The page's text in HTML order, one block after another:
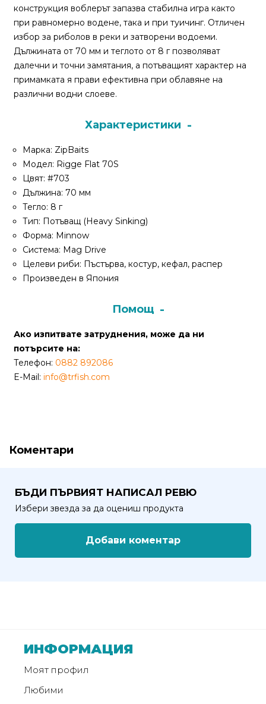
За
нас
Поръчка
Връщане
и
рекламация
Условия
за
ползване
Политика
за
за
използване
на
“бисквитки”
2026
запазени.
Интернет
Маркетинг
Дизайн
конструкция воблерът запазва стабилна игра както
при равномерно водене, така и при туичинг. Отличен
избор за риболов в реки и затворени водоеми.
Дължината от 70 мм и теглото от 8 г позволяват
далечни и точни замятания, а потъващият характер на
примамката я прави ефективна при облавяне на
различни водни слоеве.
Характеристики
Марка: ZipBaits
Модел: Rigge Flat 70S
Цвят: #703
Дължина: 70 мм
Тегло: 8 г
Тип: Потъващ (Heavy Sinking)
Форма: Minnow
Система: Mag Drive
Целеви риби: Пъстърва, костур, кефал, распер
Произведен в Япония
Помощ
Ако изпитвате затруднения, може да ни
потърсите на:
Телефон: 0882 892086
E-Mail: info@trfish.com
Коментари
БЪДИ ПЪРВИЯТ НАПИСАЛ РЕВЮ
Избери звезда за да оцениш продукта
Добави коментар
ИНФОРМАЦИЯ
Моят профил
Любими